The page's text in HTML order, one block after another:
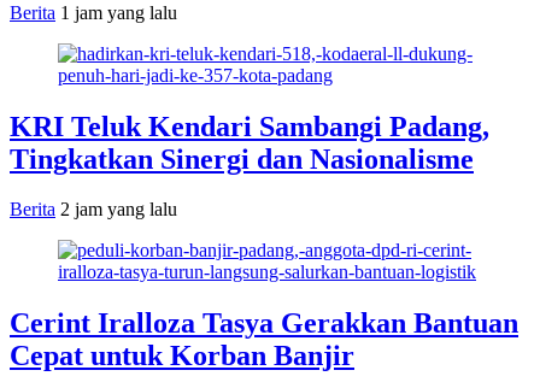
Berita 1 jam yang lalu
KRI Teluk Kendari Sambangi Padang,
Tingkatkan Sinergi dan Nasionalisme
Berita 2 jam yang lalu
Cerint Iralloza Tasya Gerakkan Bantuan
Cepat untuk Korban Banjir